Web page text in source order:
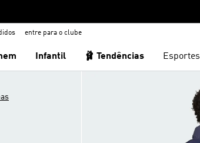
entre para o clube
Infantil 🩰 Tendências Esportes